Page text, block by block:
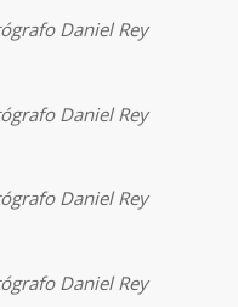
Daniel Rey
Daniel Rey
Daniel Rey
Daniel Rey